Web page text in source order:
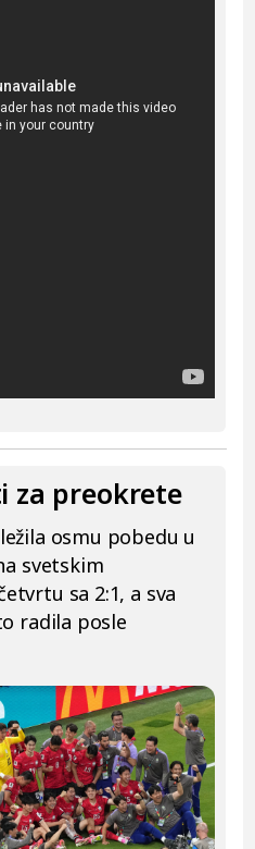
za preokrete
osmu pobedu u
svetskim
sa 2:1, a sva
radila posle